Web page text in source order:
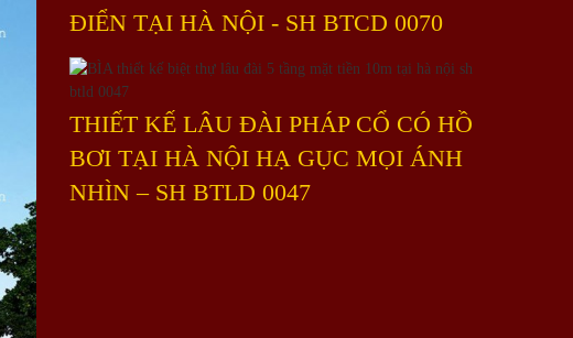
ĐIỂN TẠI HÀ NỘI - SH BTCD 0070
THIẾT KẾ LÂU ĐÀI PHÁP CỔ CÓ HỒ
BƠI TẠI HÀ NỘI HẠ GỤC MỌI ÁNH
NHÌN – SH BTLD 0047